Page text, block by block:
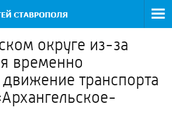
округе из-за
временно
транспорта